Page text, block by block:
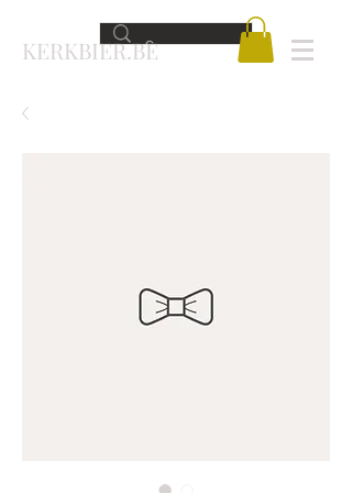
KERKBIER.BE